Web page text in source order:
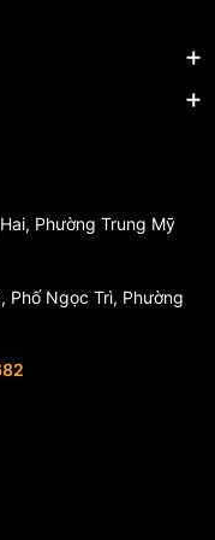
Phường Trung Mỹ
Phố Ngọc Trì, Phường